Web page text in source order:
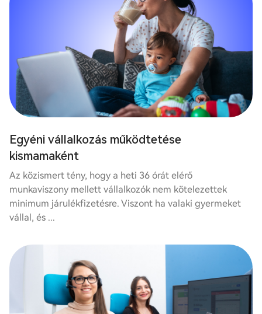
Egyéni vállalkozás működtetése
kismamaként
Az közismert tény, hogy a heti 36 órát elérő
munkaviszony mellett vállalkozók nem kötelezettek
minimum járulékfizetésre. Viszont ha valaki gyermeket
vállal, és ...